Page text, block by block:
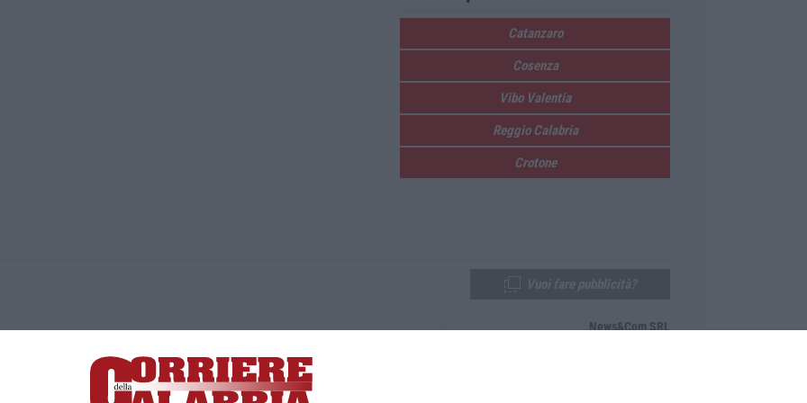
Catanzaro
Cosenza
Vibo Valentia
Reggio Calabria
Crotone
Lamezia Terme (CZ)
responsabile Paola Militano |Privacy
News&Com SRL